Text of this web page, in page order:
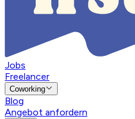
Jobs
Freelancer
Coworking
Blog
Angebot anfordern